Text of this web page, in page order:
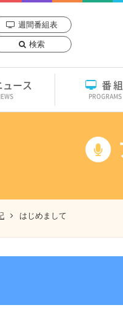
週間番組表
検索
ュース 番組
PROGRAMS
はじめまして